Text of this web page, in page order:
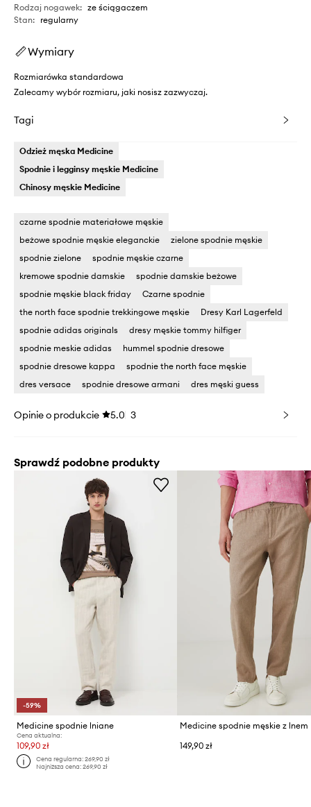
Rodzaj nogawek: ze ściągaczem
Stan: regularny
Wymiary
Rozmiarówka standardowa
Zalecamy wybór rozmiaru, jaki nosisz zazwyczaj.
Tagi
Odzież męska Medicine
Spodnie i legginsy męskie Medicine
Chinosy męskie Medicine
czarne spodnie materiałowe męskie
beżowe spodnie męskie eleganckie
zielone spodnie męskie
spodnie zielone
spodnie męskie czarne
kremowe spodnie damskie
spodnie damskie beżowe
spodnie męskie black friday
Czarne spodnie
the north face spodnie trekkingowe męskie
Dresy Karl Lagerfeld
spodnie adidas originals
dresy męskie tommy hilfiger
spodnie meskie adidas
hummel spodnie dresowe
spodnie dresowe kappa
spodnie the north face męskie
dres versace
spodnie dresowe armani dres męski guess
Opinie o produkcie 5.0 3
Sprawdź podobne produkty
-59%
Medicine spodnie lniane
Cena aktualna:
109,90 zł
Cena regularna:269,90 zł
Najniższa cena:269,90 zł
Medicine spodnie męskie z lnem
149,90 zł